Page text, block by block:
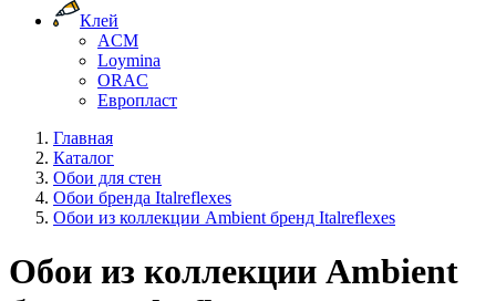
Клей
ACM
Loymina
ORAC
Европласт
Главная
Каталог
Обои для стен
Обои бренда Italreflexes
Обои из коллекции Ambient бренд Italreflexes
Обои из коллекции Ambient